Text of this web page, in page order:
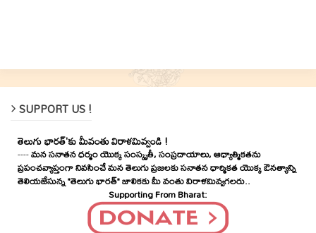
SUPPORT US !
తెలుగు భారత్'కు మీవంతు విరాళమివ్వండి !
----మన సనాతన ధర్మం యొక్క సంస్కృతీ, సంప్రదాయాలు, ఆధ్యాత్మికతను
ప్రపంచవ్యాప్తంగా నివసించే మన తెలుగు ప్రజలకు సనాతన ధార్మికత యొక్క ఔనత్యాన్ని
తెలియజేసున్న "తెలుగు భారత్" జాలికకు మీ వంతు విరాళమివ్వగలరు..
Supporting From Bharat: